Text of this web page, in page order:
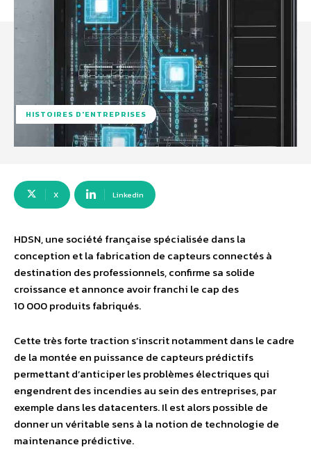
HISTOIRES D'ENTREPRISES
X Linkedin
HDSN, une société française spécialisée dans la
conception et la fabrication de capteurs connectés à
destination des professionnels, confirme sa solide
croissance et annonce avoir franchi le cap des
10 000 produits fabriqués.
Cette très forte traction s’inscrit notamment dans le cadre
de la montée en puissance de capteurs prédictifs
permettant d’anticiper les problèmes électriques qui
engendrent des incendies au sein des entreprises, par
exemple dans les datacenters. Il est alors possible de
donner un véritable sens à la notion de technologie de
maintenance prédictive.